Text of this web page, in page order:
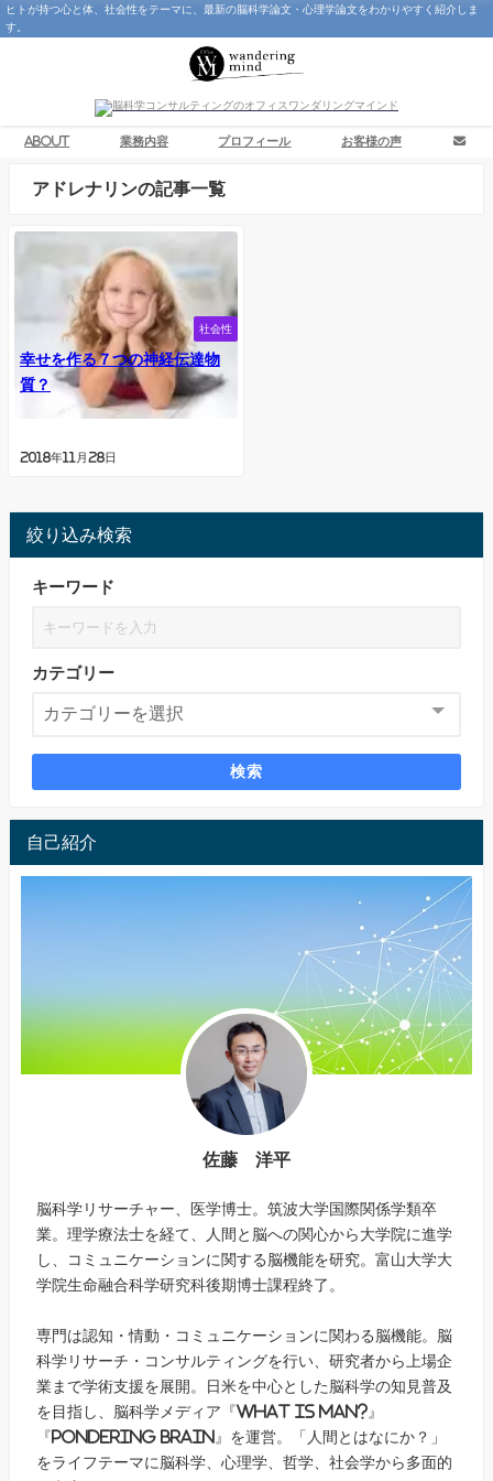
ヒトが持つ心と体、社会性をテーマに、最新の脳科学論文・心理学論文をわかりやすく紹介しま
す。
About 業務内容 プロフィール お客様の声
アドレナリンの記事一覧
社会性
幸せを作る７つの神経伝達物
質？
2018年11月28日
絞り込み検索
キーワード
カテゴリー
検索
自己紹介
佐藤 洋平
脳科学リサーチャー、医学博士。筑波大学国際関係学類卒
業。理学療法士を経て、人間と脳への関心から大学院に進学
し、コミュニケーションに関する脳機能を研究。富山大学大
学院生命融合科学研究科後期博士課程終了。
専門は認知・情動・コミュニケーションに関わる脳機能。脳
科学リサーチ・コンサルティングを行い、研究者から上場企
業まで学術支援を展開。日米を中心とした脳科学の知見普及
を目指し、脳科学メディア『What is Man?』
『Pondering Brain』を運営。「人間とはなにか？」
をライフテーマに脳科学、心理学、哲学、社会学から多面的